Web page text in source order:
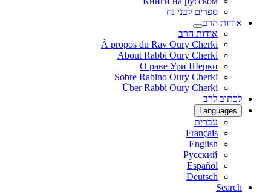
ספרים לבני נח
אודות הרב
אודות הרב
À propos du Rav Oury Cherki
About Rabbi Oury Cherki
О раве Ури Шерки
Sobre Rabino Oury Cherki
Über Rabbi Oury Cherki
לכתוב לרב
Languages
עברית
Français
English
Русский
Español
Deutsch
Search